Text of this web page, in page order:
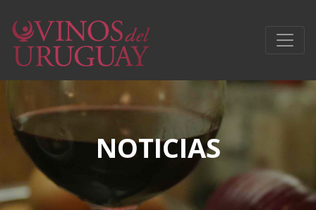
NOTICIAS